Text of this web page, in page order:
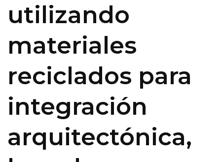
utilizando
materiales
reciclados para
integración
arquitectónica,